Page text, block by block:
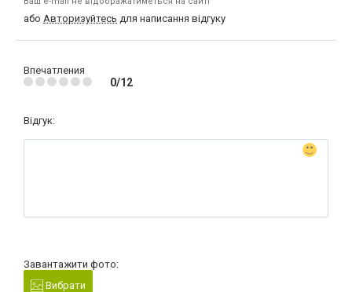
або Авторизуйтесь для написання відгуку
Впечатления
0/12
Відгук:
Завантажити фото:
Вибрати